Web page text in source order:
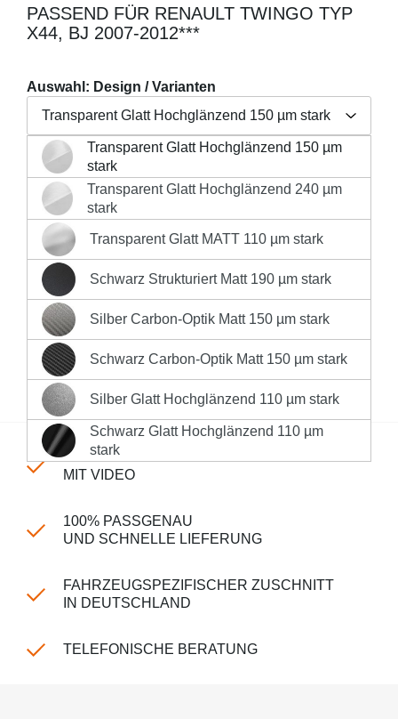
PASSEND FÜR RENAULT TWINGO TYP
X44, BJ 2007-2012***
Auswahl: Design / Varianten
Transparent Glatt Hochglänzend 150 µm stark
Transparent Glatt Hochglänzend 150 µm
stark
Transparent Glatt Hochglänzend 150 µm stark
Transparent Glatt Hochglänzend 240 µm
stark
Transparent Glatt Hochglänzend 240 µm stark
Transparent Glatt MATT 110 µm stark
Transparent Glatt MATT 110 µm stark
Schwarz Strukturiert Matt 190 µm stark
Schwarz Strukturiert Matt 190 µm stark
Silber Carbon-Optik Matt 150 µm stark
Silber Carbon-Optik Matt 150 µm stark
Schwarz Carbon-Optik Matt 150 µm stark
Schwarz Carbon-Optik Matt 150 µm stark
Silber Glatt Hochglänzend 110 µm stark
Silber Glatt Hochglänzend 110 µm stark
Schwarz Glatt Hochglänzend 110 µm
stark
Schwarz Glatt Hochglänzend 110 µm stark
Regulärer Preis:
19,90 €
Preise inkl. MwSt. zzgl. Versandkosten
Produkt Anzahl: Gib den gewünschten
IN DEN WARENKORB
Sofort versandfertig, Lieferzeit 1-3 Werktage innerhalb
Deutschlands **
Produktnummer:
EINFACHE MONTAGE
MIT VIDEO
100% PASSGENAU
UND SCHNELLE LIEFERUNG
FAHRZEUGSPEZIFISCHER ZUSCHNITT
IN DEUTSCHLAND
TELEFONISCHE BERATUNG